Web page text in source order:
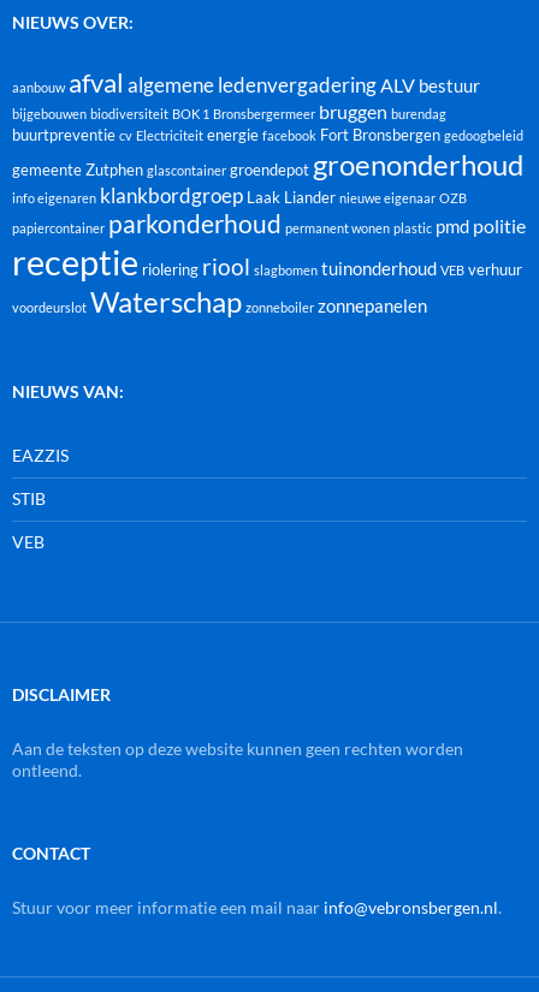
NIEUWS OVER:
aanbouw afval algemene ledenvergaderingALV bestuur
bijgebouwen biodiversiteit BOK 1 Bronsbergermeer bruggen burendag
buurtpreventie cv Electriciteit energie facebook Fort Bronsbergen gedoogbeleid
gemeente Zutphen glascontainer groendepot groenonderhoud
info eigenaren klankbordgroep Laak Liander nieuwe eigenaar OZB
papiercontainer parkonderhoud permanent wonen plastic pmd politie
receptie riolering riool slagbomen tuinonderhoud VEB verhuur
voordeurslot Waterschap zonneboiler zonnepanelen
NIEUWS VAN:
EAZZIS
STIB
VEB
DISCLAIMER
Aan de teksten op deze website kunnen geen rechten worden
ontleend.
CONTACT
Stuur voor meer informatie een mail naar info@vebronsbergen.nl.